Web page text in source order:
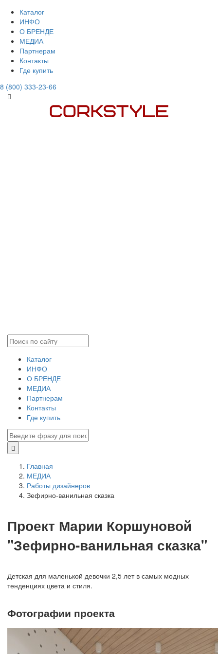
Каталог
ИНФО
О БРЕНДЕ
МЕДИА
Партнерам
Контакты
Где купить
8 (800) 333-23-66
Каталог
ИНФО
О БРЕНДЕ
МЕДИА
Партнерам
Контакты
Где купить
Главная
МЕДИА
Работы дизайнеров
Зефирно-ванильная сказка
Проект Марии Коршуновой
"Зефирно-ванильная сказка"
Детская для маленькой девочки 2,5 лет в самых модных
тенденциях цвета и стиля.
Фотографии проекта